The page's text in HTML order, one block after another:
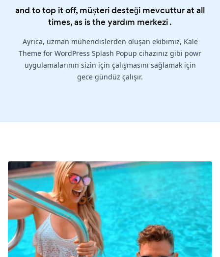
and to top it off, müşteri desteği mevcuttur at all
times, as is theyardım merkezi.
Ayrıca, uzman mühendislerden oluşan ekibimiz, Kale
Theme for WordPress Splash Popup cihazınız gibi powr
uygulamalarının sizin için çalışmasını sağlamak için
gece gündüz çalışır.